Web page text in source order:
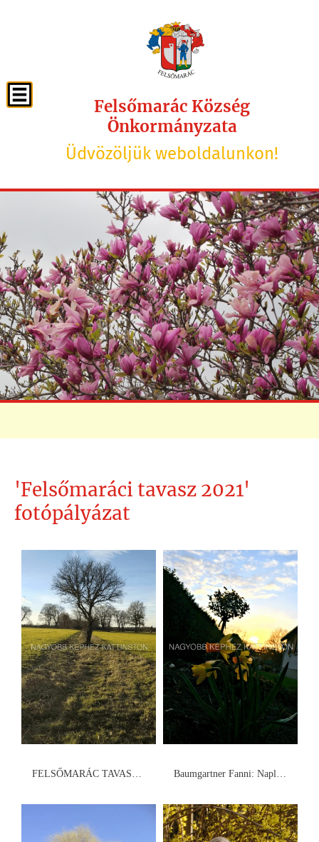
Felsőmarác Község
Önkormányzata
Üdvözöljük weboldalunkon!
'Felsőmaráci tavasz 2021'
fotópályázat